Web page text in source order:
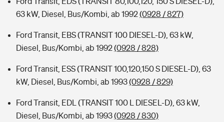
63 kW, Diesel, Bus/Kombi, ab 1992(0928 / 827)
Ford Transit, EBS (TRANSIT 100 DIESEL-D), 63 kW,
Diesel, Bus/Kombi, ab 1992(0928 / 828)
Ford Transit, ESS (TRANSIT 100,120,150 S DIESEL-D), 63
kW, Diesel, Bus/Kombi, ab 1993(0928 / 829)
Ford Transit, EDL (TRANSIT 100 L DIESEL-D), 63 kW,
Diesel, Bus/Kombi, ab 1993(0928 / 830)